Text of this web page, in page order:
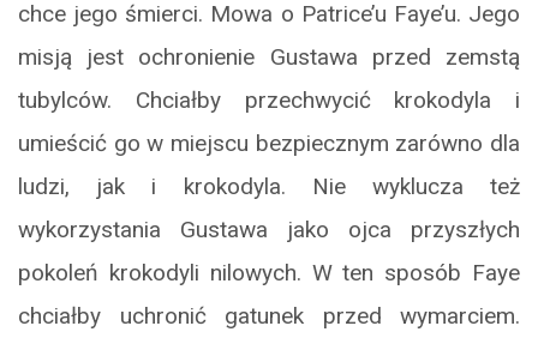
chce jego śmierci. Mowa o Patrice’u Faye’u. Jego
misją jest ochronienie Gustawa przed zemstą
tubylców. Chciałby przechwycić krokodyla i
umieścić go w miejscu bezpiecznym zarówno dla
ludzi, jak i krokodyla. Nie wyklucza też
wykorzystania Gustawa jako ojca przyszłych
pokoleń krokodyli nilowych. W ten sposób Faye
chciałby uchronić gatunek przed wymarciem.